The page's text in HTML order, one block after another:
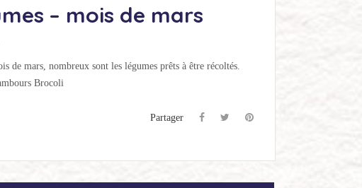
– mois de mars
de mars, nombreux sont les légumes prêts à être récoltés.
Brocoli
Partager